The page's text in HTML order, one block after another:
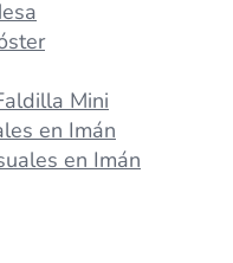
Mini
en Imán
en Imán